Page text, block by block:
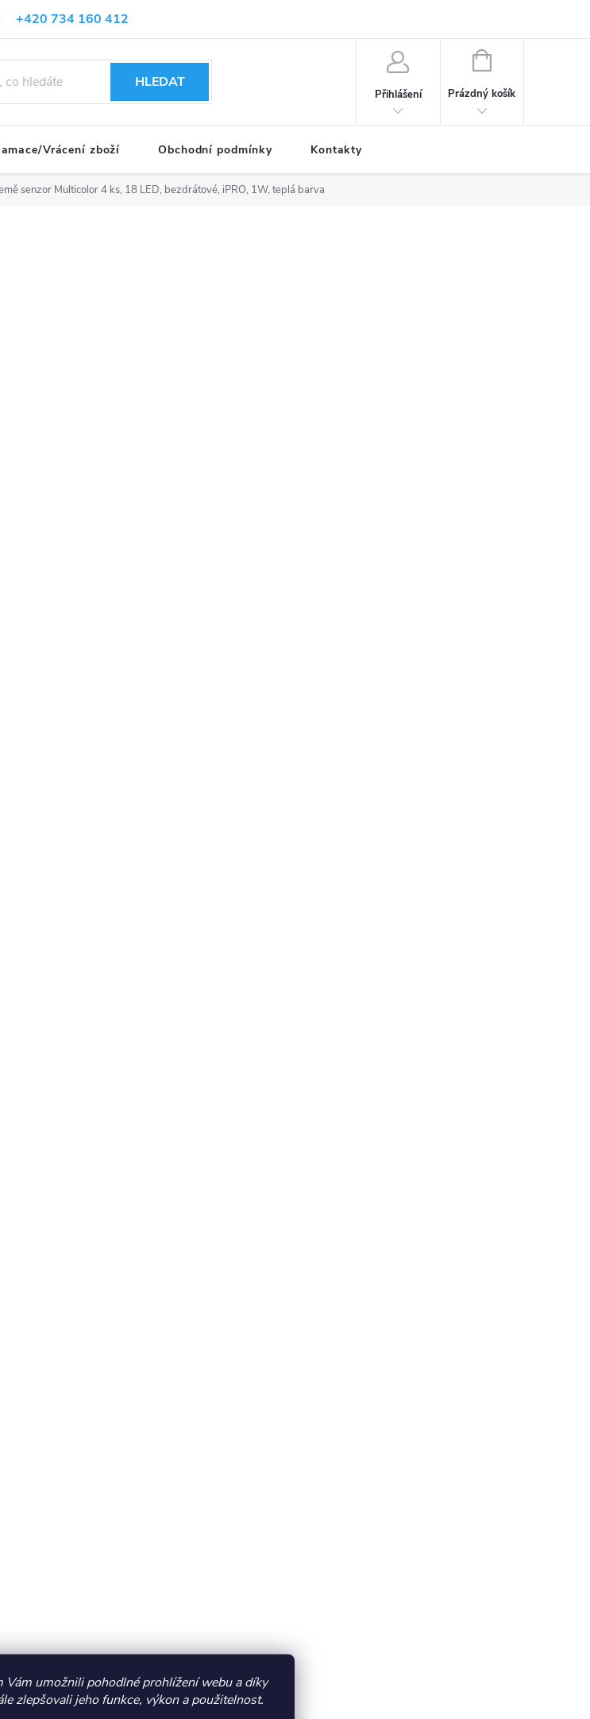
Vám umožnili pohodlné prohlížení webu a díky
zlepšovali jeho funkce, výkon a použitelnost.
+420 734 160 412
HLEDAT
Přihlášení
NÁKUPNÍ
Prázdný košík
Vrácení zboží Obchodní podmínky Kontakty
senzor Multicolor 4 ks, 18 LED, bezdrátové, iPRO, 1W, teplá barva